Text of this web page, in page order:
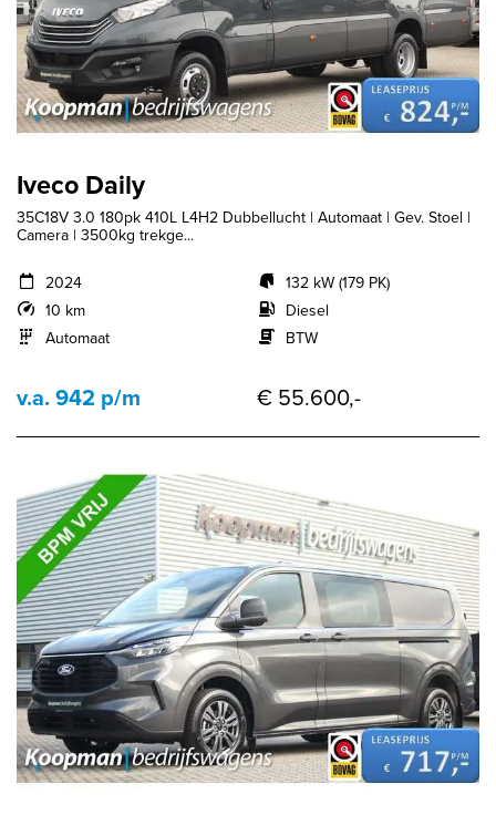
Iveco Daily
35C18V 3.0 180pk 410L L4H2 Dubbellucht | Automaat | Gev. Stoel |
Camera | 3500kg trekge...
2024
10 km
Automaat
132 kW (179 PK)
Diesel
BTW
v.a. 942 p/m € 55.600,-